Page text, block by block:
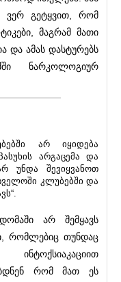
ვერ გეტყვით, რომ
მაგრამ მათი
და ამას დასტურებს
ნარკოლოგიურ
არ იყიდება
არგაცემა და
უნდა შევიყვანოთ
კლუბებში და
არ შემყავს
რომლებიც თუნდაც
რომ მათ ეს